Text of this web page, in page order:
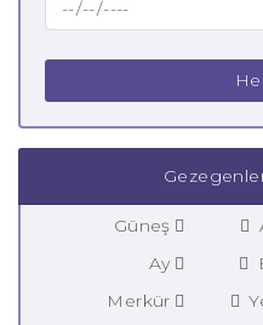
Güneş
Ay
Merkür